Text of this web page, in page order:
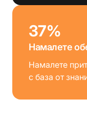
37%
Намалете
Намалете
с база от